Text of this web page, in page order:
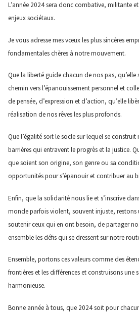
L’année 2024 sera donc combative, militante
enjeux sociétaux.
Je vous adresse mes vœux les plus sincères
fondamentales chères à notre mouvement.
Que la liberté guide chacun de nos pas,
chemin vers l’épanouissement personnel et
de pensée, d’expression et d’action, qu’elle
réalisation de nos rêves les plus profonds.
Que l’égalité soit le socle sur lequel se
barrières qui entravent le progrès et la justice.
que soient son origine, son genre ou sa
opportunités pour s’épanouir et contribuer au
Enfin, que la solidarité nous lie et s’inscrive
monde parfois violent, souvent injuste,
soutenir ceux qui en ont besoin, de partager
ensemble les défis qui se dressent sur notre
Ensemble, portons ces valeurs comme des
frontières et les différences et construisons une
harmonieuse.
Bonne année à tous, que 2024 soit pour